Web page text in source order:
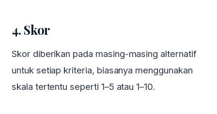
4. Skor
Skor diberikan pada masing-masing alternatif
untuk setiap kriteria, biasanya menggunakan
skala tertentu seperti 1–5 atau 1–10.